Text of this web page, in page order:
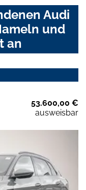
Audi
und
an
53.600,00 €
ausweisbar